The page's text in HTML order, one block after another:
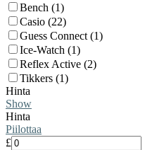
Bench (1)
Casio (22)
Guess Connect (1)
Ice-Watch (1)
Reflex Active (2)
Tikkers (1)
Hinta
Show
Hinta
Piilottaa
£